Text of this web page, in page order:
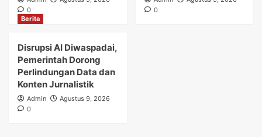
0
0
Berita
Disrupsi AI Diwaspadai,
Pemerintah Dorong
Perlindungan Data dan
Konten Jurnalistik
Admin
Agustus 9, 2026
0